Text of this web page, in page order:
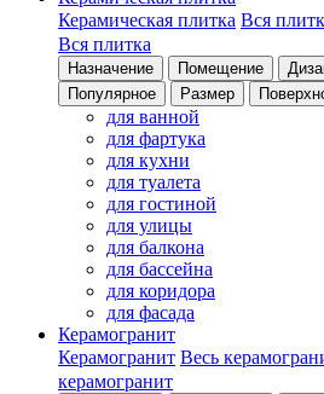
Керамическая плитка Вся
Вся плитка
Назначение Помещение
Популярное
Размер
для ванной
для фартука
для кухни
для туалета
для гостиной
для улицы
для балкона
для бассейна
для коридора
для фасада
Керамогранит
Керамогранит Весь
керамогранит